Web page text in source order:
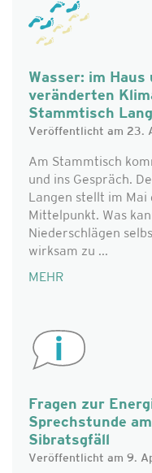
Wasser: im Haus
veränderten
Stammtisch
Veröffentlicht am 23.
Am Stammtisch
und ins Gespräch.
Langen stellt im Mai
Mittelpunkt. Was
Niederschlägen
wirksam zu ...
MEHR
Fragen zur
Sprechstunde
Sibratsgfäll
Veröffentlicht am 9.